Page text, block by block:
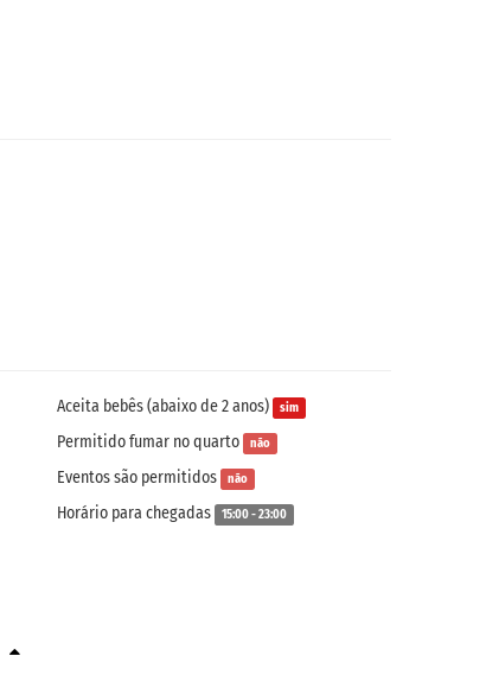
Aceita bebês (abaixo de 2 anos) sim
Permitido fumar no quarto não
Eventos são permitidos não
Horário para chegadas 15:00 - 23:00